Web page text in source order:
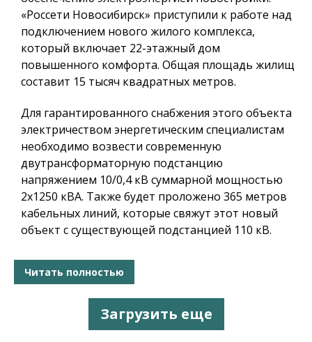
«Россети Новосибирск» приступили к работе над
подключением нового жилого комплекса,
который включает 22-этажный дом
повышенного комфорта. Общая площадь жилищ
составит 15 тысяч квадратных метров.
Для гарантированного снабжения этого объекта
электричеством энергетическим специалистам
необходимо возвести современную
двутрансформаторную подстанцию
напряжением 10/0,4 кВ суммарной мощностью
2х1250 кВА. Также будет проложено 365 метров
кабельных линий, которые свяжут этот новый
объект с существующей подстанцией 110 кВ.
Читать полностью
Загрузить еще